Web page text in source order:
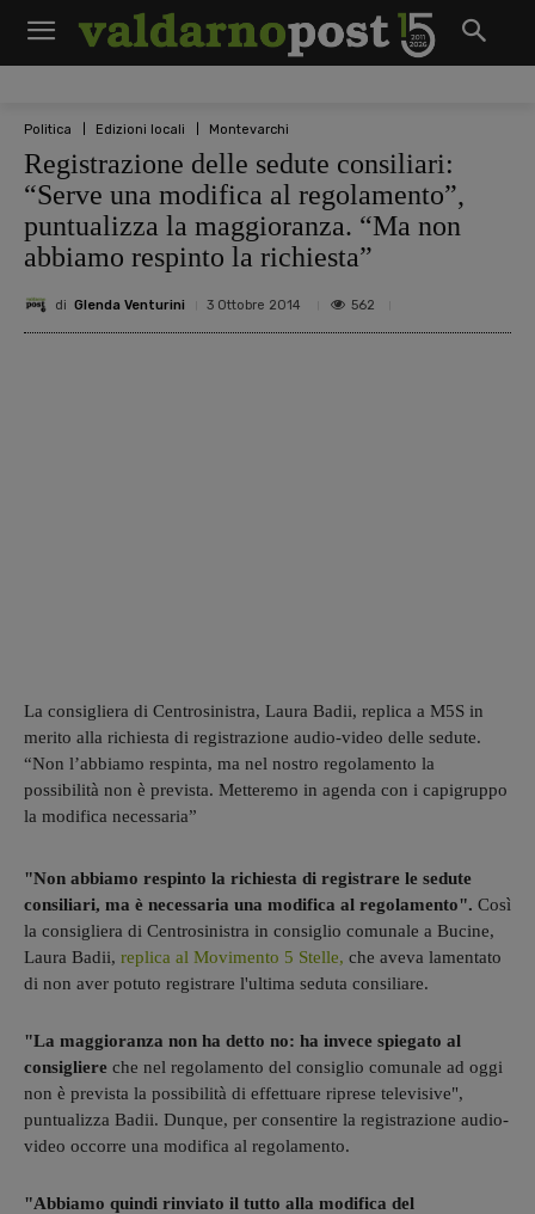
Politica Edizioni locali Montevarchi
Registrazione delle sedute consiliari:
“Serve una modifica al regolamento”,
puntualizza la maggioranza. “Ma non
abbiamo respinto la richiesta”
di Glenda Venturini 3 Ottobre 2014 562
La consigliera di Centrosinistra, Laura Badii, replica a M5S in
merito alla richiesta di registrazione audio-video delle sedute.
“Non l’abbiamo respinta, ma nel nostro regolamento la
possibilità non è prevista. Metteremo in agenda con i capigruppo
la modifica necessaria”
"Non abbiamo respinto la richiesta di registrare le sedute
consiliari, ma è necessaria una modifica al regolamento". Così
la consigliera di Centrosinistra in consiglio comunale a Bucine,
Laura Badii, replica al Movimento 5 Stelle, che aveva lamentato
di non aver potuto registrare l'ultima seduta consiliare.
"La maggioranza non ha detto no: ha invece spiegato al
consigliere che nel regolamento del consiglio comunale ad oggi
non è prevista la possibilità di effettuare riprese televisive",
puntualizza Badii. Dunque, per consentire la registrazione audio-
video occorre una modifica al regolamento.
"Abbiamo quindi rinviato il tutto alla modifica del